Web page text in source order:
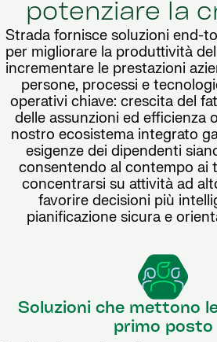
potenziare la
Strada fornisce soluzioni end-
per migliorare la produttività
incrementare le prestazioni
persone, processi e
operativi chiave: crescita del
delle assunzioni ed efficienza
nostro ecosistema integrato
esigenze dei dipendenti
consentendo al contempo ai
concentrarsi su attività ad
favorire decisioni più
pianificazione sicura e
Soluzioni che mettono
primo posto